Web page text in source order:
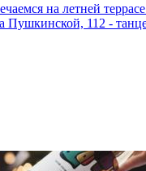
на летней
Пушкинской, 112 -